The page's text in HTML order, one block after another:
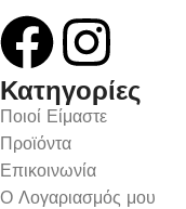
Κατηγορίες
Ποιοί Είμαστε
Προϊόντα
Επικοινωνία
Ο Λογαριασμός μου